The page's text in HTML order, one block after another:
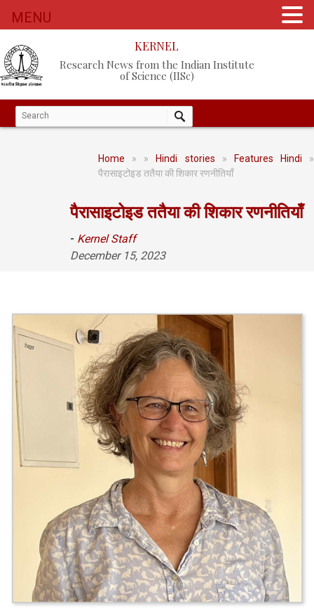
KERNEL
Research News from the Indian Institute
of Science (IISc)
Home » » Hindi stories » Features Hindi »
पैरासाइटोइड ततैया की शिकार रणनीतियाँ
पैरासाइटोइड ततैया की शिकार रणनीतियाँ
- Kernel Staff
December 15, 2023
MENU